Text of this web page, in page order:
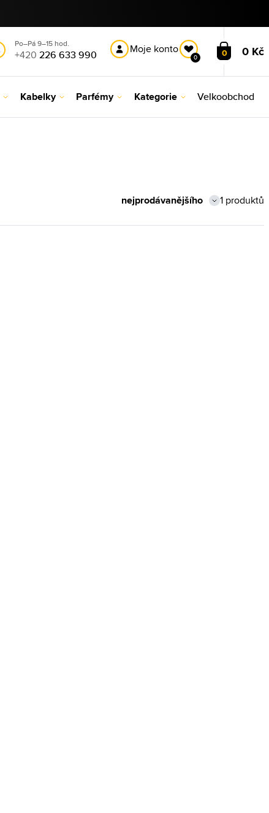
Po–Pá 9–15 hod.
+420 226 633 990 Moje konto
0 0 0 Kč
Kabelky Parfémy Kategorie Velkoobchod
1 produktů